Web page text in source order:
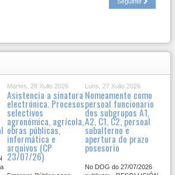
Martes, 28 Xullo 2026
Asistencia a sinatura
electrónica. Procesos
selectivos
agronómica, agrícola,
obras públicas,
informática e
arquivos (CP
23/07/26)
Luns, 27 Xullo 2026
Nomeamento como
persoal funcionario
dos subgrupos A1,
A2, C1, C2, persoal
subalterno e
apertura do prazo
posesorio
No DOG do 27/07/2026